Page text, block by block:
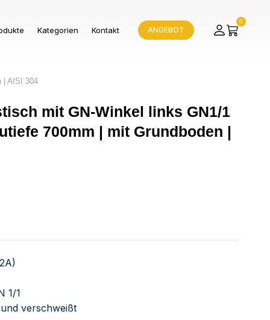
Kategorien Kontakt ANGEBOT
0
| AISI 304
mit GN-Winkel links GN1/1
700mm | mit Grundboden |
1/1
verschweißt